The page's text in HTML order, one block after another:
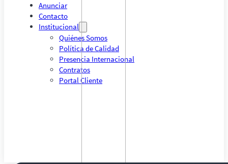
Anunciar
Contacto
Institucional
Quiénes Somos
Política de Calidad
Presencia Internacional
Contratos
Portal Cliente